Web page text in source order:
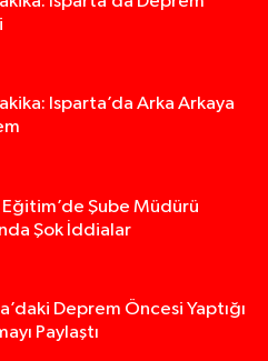
Isparta’da Arka Arkaya
Eğitim’de Şube Müdürü
Şok İddialar
Deprem Öncesi Yaptığı
Paylaştı
arasındaki silahlı kavgada
birbirine girdiği kavga